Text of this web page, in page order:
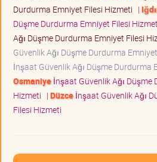
Durdurma Emniyet Filesi Hizmeti |
Düşme Durdurma Emniyet Filesi
Ağı Düşme Durdurma Emniyet Filesi
Güvenlik Ağı Düşme Durdurma
İnşaat Güvenlik Ağı Düşme Durdurma
Osmaniyeİnşaat Güvenlik Ağı Düşme
Hizmeti | Düzceİnşaat Güvenlik Ağı
Filesi Hizmeti